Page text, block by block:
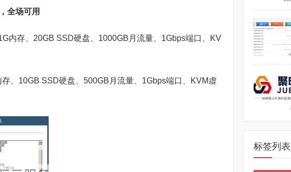
全场可用
内存、20GB SSD硬盘、1000GB月流量、1Gbps端口、KV
、10GB SSD硬盘、500GB月流量、1Gbps端口、KVM虚
标签列表